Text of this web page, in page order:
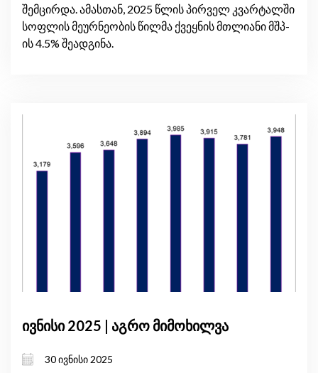
შემცირდა. ამასთან, 2025 წლის პირველ კვარტალში
სოფლის მეურნეობის წილმა ქვეყნის მთლიანი მშპ-
ის 4.5% შეადგინა.
ივნისი 2025 | აგრო მიმოხილვა
30 ივნისი 2025